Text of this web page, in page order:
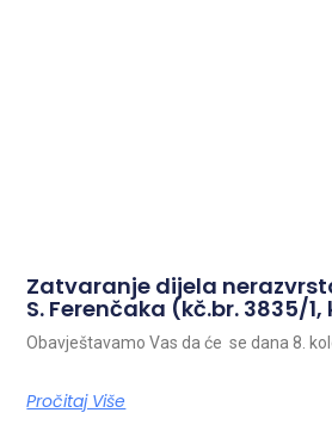
Zatvaranje dijela
S. Ferenčaka (kč.br. 3835/1,
Obavještavamo Vas da će se dana 8.
Pročitaj Više